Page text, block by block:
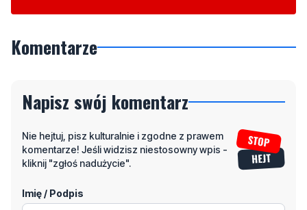
Komentarze
Napisz swój komentarz
Nie hejtuj, pisz kulturalnie i zgodne z prawem
komentarze! Jeśli widzisz niestosowny wpis -
kliknij "zgłoś nadużycie".
Imię / Podpis